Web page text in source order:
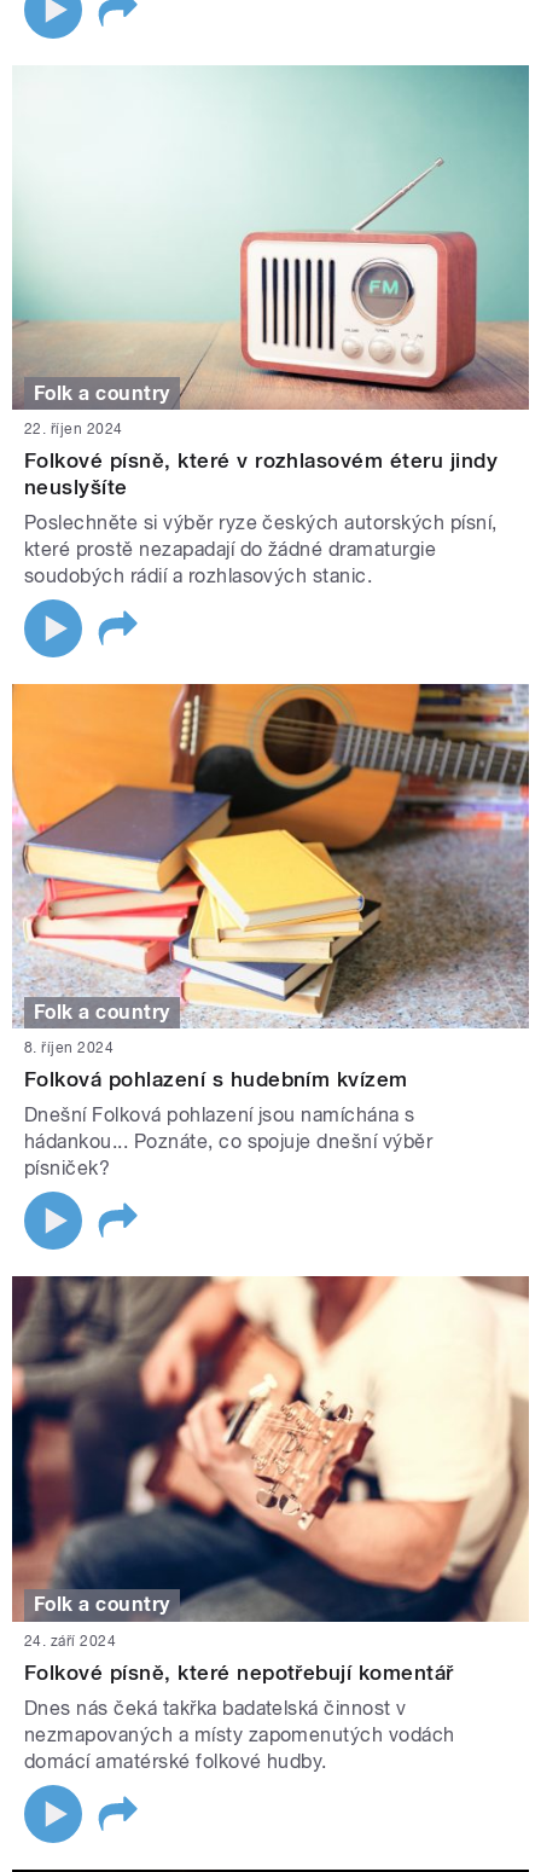
Folk a country
22. říjen 2024
Folkové písně, které v rozhlasovém éteru jindy
neuslyšíte
Poslechněte si výběr ryze českých autorských písní,
které prostě nezapadají do žádné dramaturgie
soudobých rádií a rozhlasových stanic.
Folk a country
8. říjen 2024
Folková pohlazení s hudebním kvízem
Dnešní Folková pohlazení jsou namíchána s
hádankou... Poznáte, co spojuje dnešní výběr
písniček?
Folk a country
24. září 2024
Folkové písně, které nepotřebují komentář
Dnes nás čeká takřka badatelská činnost v
nezmapovaných a místy zapomenutých vodách
domácí amatérské folkové hudby.